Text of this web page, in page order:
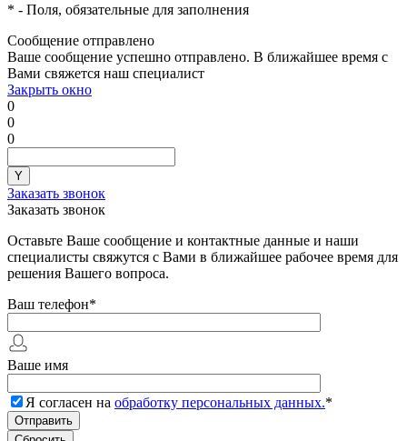
* - Поля, обязательные для заполнения
Сообщение отправлено
Ваше сообщение успешно отправлено. В ближайшее время с
Вами свяжется наш специалист
Закрыть окно
0
0
0
Заказать звонок
Заказать звонок
Оставьте Ваше сообщение и контактные данные и наши
специалисты свяжутся с Вами в ближайшее рабочее время для
решения Вашего вопроса.
Ваш телефон*
Ваше имя
Я согласен на обработку персональных данных.*